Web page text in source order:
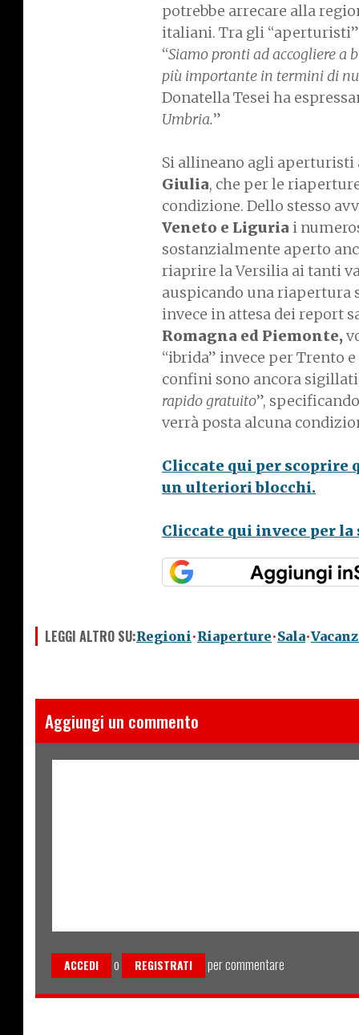
potrebbe arrecare alla
italiani. Tra gli
“Siamo pronti ad accogliere a
più importante in termini di
Donatella Tesei ha
Umbria.”
Si allineano agli aperturisti
Giulia, che per le
condizione. Dello stesso
Veneto e Liguria i
sostanzialmente aperto
riaprire la Versilia ai tanti
auspicando una riapertura
invece in attesa dei report
Romagna ed Piemonte,
“ibrida” invece per Trento
confini sono ancora
rapido gratuito”,
verrà posta alcuna
Cliccate qui per scoprire
un ulteriori blocchi.
Cliccate qui invece per
LEGGI ALTRO SU:Regioni Riaperture Sala
Aggiungi un commento
ACCEDI o REGISTRATI per commentare